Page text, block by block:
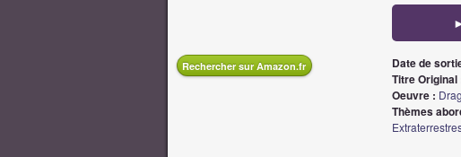
Rechercher sur Amazon.fr Date de
Titre Original
Oeuvre :
Thèmes